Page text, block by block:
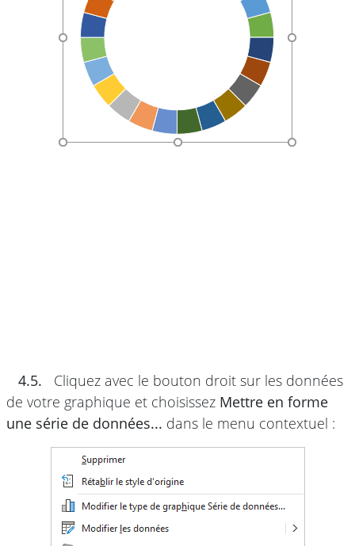
4.5.
Cliquez avec le bouton droit sur les données
de votre graphique et choisissez Mettre en forme
une série de données... dans le menu contextuel :